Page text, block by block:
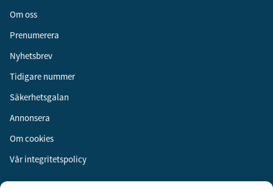
Om oss
Prenumerera
Nyhetsbrev
Tidigare nummer
Säkerhetsgalan
Annonsera
Om cookies
Vår integritetspolicy